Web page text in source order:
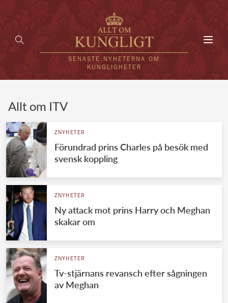
SENASTE NYHETERNA OM
KUNGLIGHETER
UTLÄNDSKT
VÄRLDENS KUNGAHUS
Svenska kungahuset
Brittiska kungahuset
Danska kungahuset
REDAKTION
Allt om ITV
ZNYHETER
Förundrad prins Charles på besök med
svensk koppling
ZNYHETER
Ny attack mot prins Harry och Meghan
skakar om
ZNYHETER
Tv-stjärnans revansch efter sågningen
av Meghan